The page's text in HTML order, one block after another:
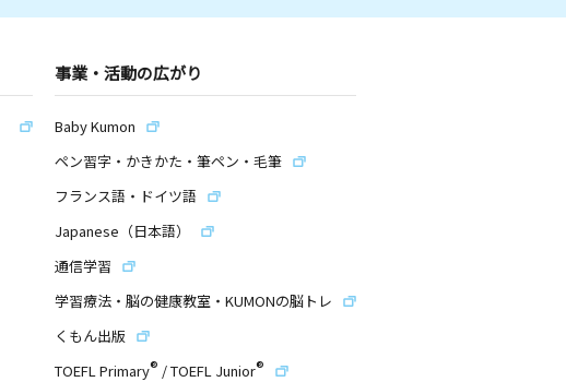
事業・活動の広がり
Baby Kumon
ペン習字・かきかた・筆ペン・毛筆
フランス語・ドイツ語
Japanese（日本語）
通信学習
学習療法・脳の健康教室・KUMONの脳トレ
くもん出版
TOEFL Primary® /TOEFL Junior®